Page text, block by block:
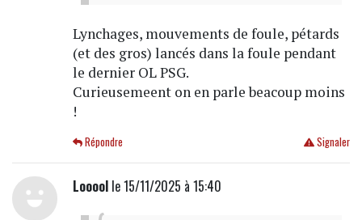
Lynchages, mouvements de foule, pétards
(et des gros) lancés dans la foule pendant
le dernier OL PSG.
Curieusemeent on en parle beacoup moins
!
Signaler
Répondre
Loooolle 15/11/2025 à 15:40